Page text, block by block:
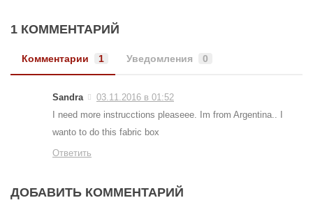
1 КОММЕНТАРИЙ
Комментарии 1 Уведомления 0
Sandra
03.11.2016 в 01:52
I need more instrucctions pleaseee. Im from Argentina.. I
wanto to do this fabric box
Ответить
ДОБАВИТЬ КОММЕНТАРИЙ